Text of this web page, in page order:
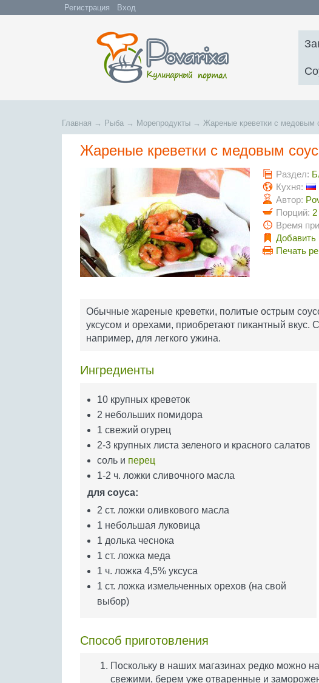
Регистрация Вход
Главная → Рыба → Морепродукты → Жареные креветки с медовым
Жареные креветки с медовым
Раздел:
Кухня:
Автор:
Порций: 2
Время
Добавить
Печать
Обычные жареные креветки, политые острым
уксусом и орехами, приобретают пикантный вкус.
например, для легкого ужина.
Ингредиенты
10 крупных креветок
2 небольших помидора
1 свежий огурец
2-3 крупных листа зеленого и красного салатов
соль и перец
1-2 ч. ложки сливочного масла
для соуса:
2 ст. ложки оливкового масла
1 небольшая луковица
1 долька чеснока
1 ст. ложка меда
1 ч. ложка 4,5% уксуса
1 ст. ложка измельченных орехов (на свой
выбор)
Способ приготовления
Поскольку в наших магазинах редко можно
свежими, берем уже отваренные и